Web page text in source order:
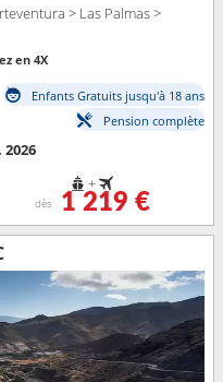
> Las Palmas >
en 4X
Enfants Gratuits jusqu'à 18 ans
Pension complète
+
dès 1 219 €